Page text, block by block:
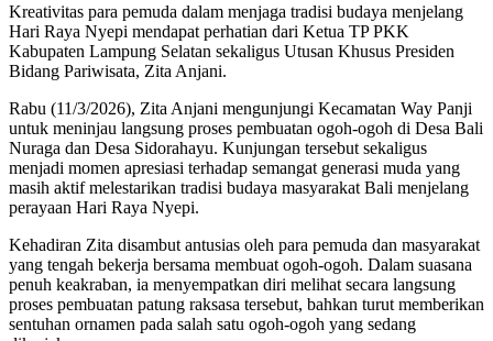
Kreativitas para pemuda dalam menjaga tradisi budaya menjelang
Hari Raya Nyepi mendapat perhatian dari Ketua TP PKK
Kabupaten Lampung Selatan sekaligus Utusan Khusus Presiden
Bidang Pariwisata, Zita Anjani.
Rabu (11/3/2026), Zita Anjani mengunjungi Kecamatan Way Panji
untuk meninjau langsung proses pembuatan ogoh-ogoh di Desa Bali
Nuraga dan Desa Sidorahayu. Kunjungan tersebut sekaligus
menjadi momen apresiasi terhadap semangat generasi muda yang
masih aktif melestarikan tradisi budaya masyarakat Bali menjelang
perayaan Hari Raya Nyepi.
Kehadiran Zita disambut antusias oleh para pemuda dan masyarakat
yang tengah bekerja bersama membuat ogoh-ogoh. Dalam suasana
penuh keakraban, ia menyempatkan diri melihat secara langsung
proses pembuatan patung raksasa tersebut, bahkan turut memberikan
sentuhan ornamen pada salah satu ogoh-ogoh yang sedang